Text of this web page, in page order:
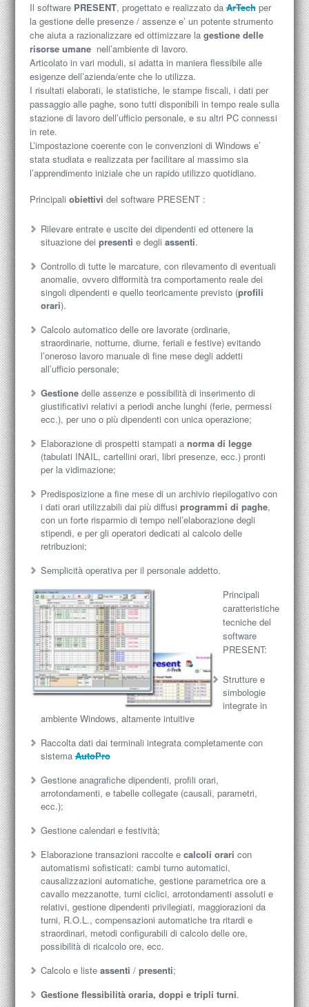
Il software PRESENT, progettato e realizzato daArTechper
la gestione delle presenze / assenze e’ un potente strumento
che aiuta a razionalizzare ed ottimizzare la gestione delle
risorse umanenell’ambiente di lavoro.
Articolato in vari moduli, si adatta in maniera flessibile alle
esigenze dell’azienda/ente che lo utilizza.
I risultati elaborati, le statistiche, le stampe fiscali, i dati per
passaggio alle paghe, sono tutti disponibili in tempo reale sulla
stazione di lavoro dell’ufficio personale, e su altri PC connessi
in rete.
L’impostazione coerente con le convenzioni di Windows e’
stata studiata e realizzata per facilitare al massimo sia
l’apprendimento iniziale che un rapido utilizzo quotidiano.
Principali obiettivi del software PRESENT :
Rilevare entrate e uscite dei dipendenti ed ottenere la
situazione dei presenti e degli assenti.
Controllo di tutte le marcature, con rilevamento di eventuali
anomalie, ovvero difformità tra comportamento reale dei
singoli dipendenti e quello teoricamente previsto (profili
orari).
Calcolo automatico delle ore lavorate (ordinarie,
straordinarie, notturne, diurne, feriali e festive) evitando
l’oneroso lavoro manuale di fine mese degli addetti
all’ufficio personale;
Gestionedelle assenze e possibilità di inserimento di
giustificativi relativi a periodi anche lunghi (ferie, permessi
ecc.), per uno o più dipendenti con unica operazione;
Elaborazione di prospetti stampati a norma di legge
(tabulati INAIL, cartellini orari, libri presenze, ecc.) pronti
per la vidimazione;
Predisposizione a fine mese di un archivio riepilogativo con
i dati orari utilizzabili dai più diffusi programmi di paghe,
con un forte risparmio di tempo nell’elaborazione degli
stipendi, e per gli operatori dedicati al calcolo delle
retribuzioni;
Semplicità operativa per il personale addetto.
Principali
caratteristiche
tecniche del
software
PRESENT:
Strutture e
simbologie
integrate in
ambiente Windows, altamente intuitive
Raccolta dati dai terminali integrata completamente con
sistemaAutoPro
Gestione anagrafiche dipendenti, profili orari,
arrotondamenti, e tabelle collegate (causali, parametri,
ecc.);
Gestione calendari e festività;
Elaborazione transazioni raccolte ecalcoli orari con
automatismi sofisticati: cambi turno automatici,
causalizzazioni automatiche, gestione parametrica ore a
cavallo mezzanotte, turni ciclici, arrotondamenti assoluti e
relativi, gestione dipendenti privilegiati, maggiorazioni da
turni, R.O.L., compensazioni automatiche tra ritardi e
straordinari, metodi configurabili di calcolo delle ore,
possibilità di ricalcolo ore, ecc.
Calcolo e liste assenti / presenti;
Gestione flessibilità oraria, doppi e tripli turni.